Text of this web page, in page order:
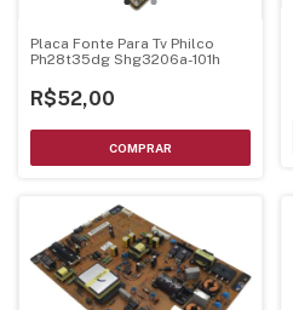
Placa Fonte Para Tv Philco
Ph28t35dg Shg3206a-101h
R$52,00